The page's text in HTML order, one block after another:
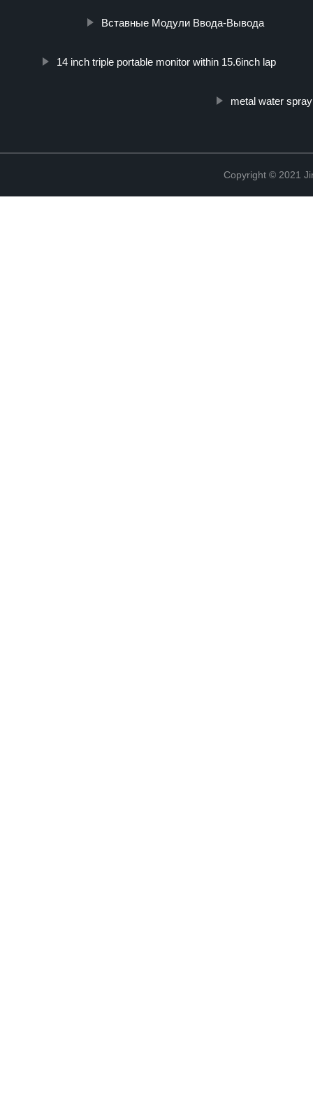
Вставные Модули Ввода-Вывода
14 inch triple portable monitor within 15.6inch lap
metal water
Copyright © 2021